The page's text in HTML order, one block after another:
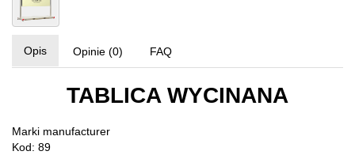
Opis Opinie (0) FAQ
TABLICA WYCINANA
Marki manufacturer
Kod: 89